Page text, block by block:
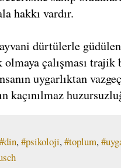
hakkı vardır.
dürtülerle
olmaya çalışması
uygarlıktan
kaçınılmaz
#din,#psikoloji,#toplum,